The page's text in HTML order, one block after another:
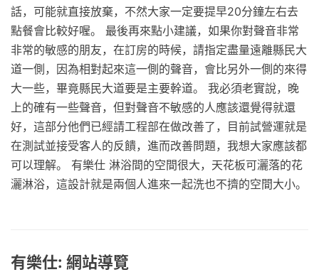
話，可能就直接放棄，不然大家一定要提早20分鐘左右去
點餐會比較好喔。 最後再來點小建議，如果你對聲音非常
非常的敏感的朋友，在訂房的時候，請指定盡量遠離縣民大
道一側，因為相對起來這一側的聲音，會比另外一側的來得
大一些，畢竟縣民大道要是主要幹道。 我必須老實說，晚
上的確有一些聲音，但對聲音不敏感的人應該還覺得就還
好，這部分他們已經請工程部在做改善了，目前試營運就是
在測試並接受客人的反饋，進而改善問題，我想大家應該都
可以理解。 有樂仕 淋浴間的空間很大，天花板可灑落的花
灑淋浴，這設計就是兩個人進來一起洗也不擠的空間大小。
有樂仕: 網站導覽